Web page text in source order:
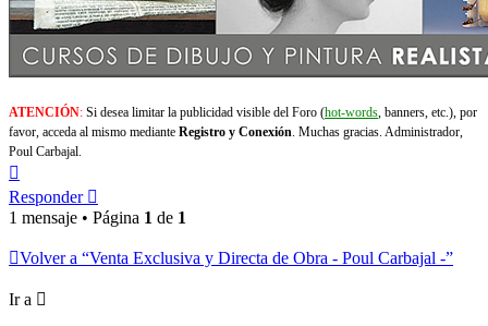
ATENCIÓN: Si desea limitar la publicidad visible del Foro (hot-words, banners, etc.), por
favor, acceda al mismo mediante Registro y Conexión. Muchas gracias. Administrador,
Poul Carbajal.
Responder
1 mensaje • Página 1 de 1
Volver a “Venta Exclusiva y Directa de Obra - Poul Carbajal -”
Ir a